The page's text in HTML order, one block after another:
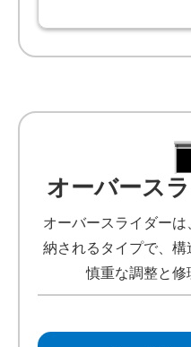
オーバース
オーバースライダー
納されるタイプで、構
慎重な調整と修